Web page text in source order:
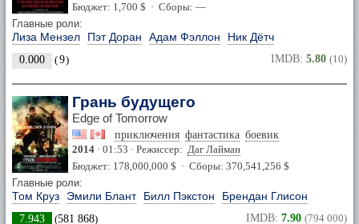
Бюджет: 1,700 $ · Сборы: —
Главные роли:
Лиза Мензел Пэт Доран Адам Фэллон Ник Дётч
0.000 (9) IMDB: 5.80 (10)
Грань будущего
Edge of Tomorrow
приключения фантастика боевик
2014 · 01:53 · Режиссер: Даг Лайман
Бюджет: 178,000,000 $ · Сборы: 370,541,256 $
Главные роли:
Том Круз Эмили Блант Билл Пэкстон Брендан Глисон
7.943 (581 868) IMDB: 7.90 (794 000)